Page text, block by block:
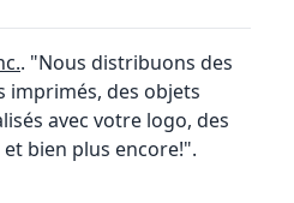
. "Nous distribuons des
des objets
avec votre logo, des
bien plus encore!".